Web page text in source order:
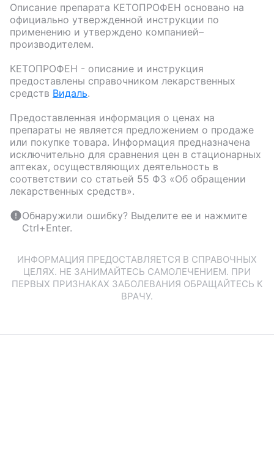
Описание препарата КЕТОПРОФЕН основано на
официально утвержденной инструкции по
применению и утверждено компанией–
производителем.
КЕТОПРОФЕН - описание и инструкция
предоставлены справочником лекарственных
средств Видаль.
Предоставленная информация о ценах на
препараты не является предложением о продаже
или покупке товара. Информация предназначена
исключительно для сравнения цен в стационарных
аптеках, осуществляющих деятельность в
соответствии со статьей 55 ФЗ «Об обращении
лекарственных средств».
Обнаружили ошибку? Выделите ее и нажмите
Ctrl+Enter.
ИНФОРМАЦИЯ ПРЕДОСТАВЛЯЕТСЯ В СПРАВОЧНЫХ
ЦЕЛЯХ. НЕ ЗАНИМАЙТЕСЬ САМОЛЕЧЕНИЕМ. ПРИ
ПЕРВЫХ ПРИЗНАКАХ ЗАБОЛЕВАНИЯ ОБРАЩАЙТЕСЬ К
ВРАЧУ.